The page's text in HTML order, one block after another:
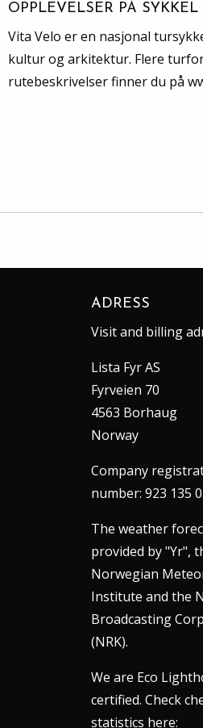
OPPLEVELSER PÅ SYKKEL
Vita Velo er en nasjonal
kultur og arkitektur. Flere
rutebeskrivelser finner du på
ADRESS
Visit and billing
Lista Fyr AS
Fyrveien 70
4563 Borhaug
Norway
Company
number: 923 135
The weather
provided by "Yr",
Norwegian
Institute and the
Broadcasting
(NRK).
We are Eco
certified. Check
statistics here: